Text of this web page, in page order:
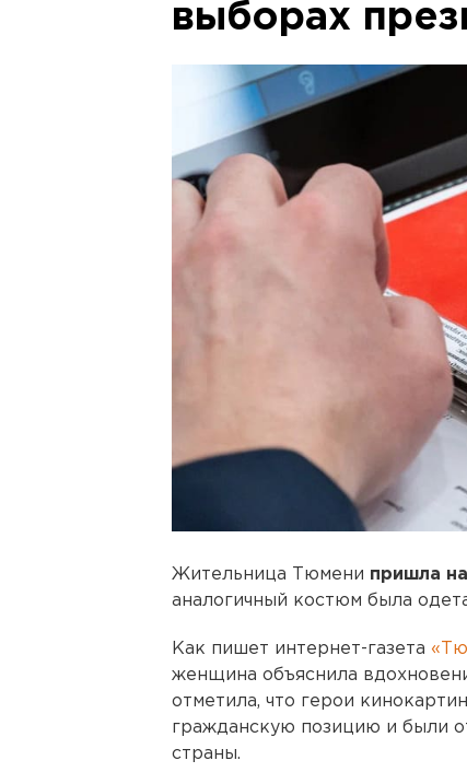
выборах
Жительница Тюмени пришла
аналогичный костюм была
Как пишет интернет-газета
женщина объяснила
отметила, что герои
гражданскую позицию и были
страны.